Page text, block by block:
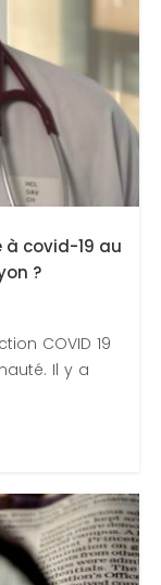
à covid-19 au
?
COVID 19
Il y a